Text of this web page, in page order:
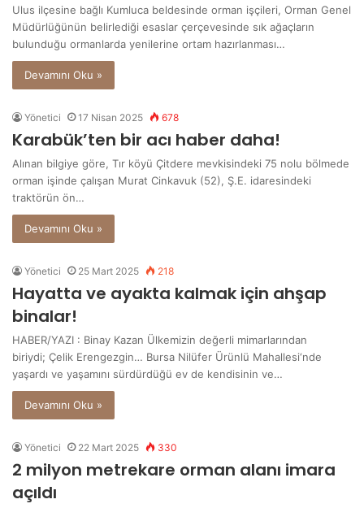
Ulus ilçesine bağlı Kumluca beldesinde orman işçileri, Orman Genel
Müdürlüğünün belirlediği esaslar çerçevesinde sık ağaçların
bulunduğu ormanlarda yenilerine ortam hazırlanması…
Devamını Oku »
Yönetici 17 Nisan 2025 678
Karabük’ten bir acı haber daha!
Alınan bilgiye göre, Tır köyü Çitdere mevkisindeki 75 nolu bölmede
orman işinde çalışan Murat Cinkavuk (52), Ş.E. idaresindeki
traktörün ön…
Devamını Oku »
Yönetici 25 Mart 2025 218
Hayatta ve ayakta kalmak için ahşap
binalar!
HABER/YAZI : Binay Kazan Ülkemizin değerli mimarlarından
biriydi; Çelik Erengezgin… Bursa Nilüfer Ürünlü Mahallesi‘nde
yaşardı ve yaşamını sürdürdüğü ev de kendisinin ve…
Devamını Oku »
Yönetici 22 Mart 2025 330
2 milyon metrekare orman alanı imara
açıldı